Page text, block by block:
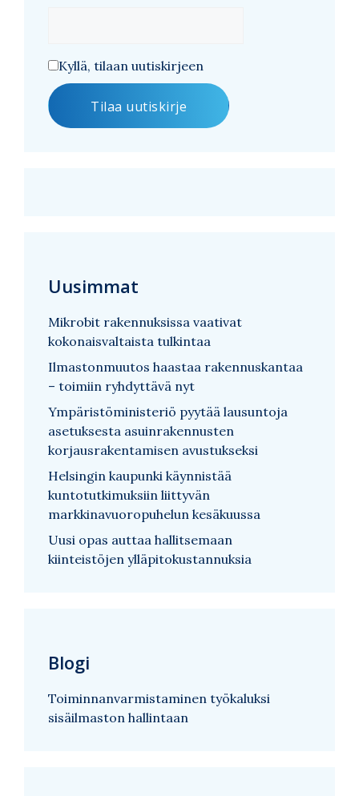
Kyllä, tilaan uutiskirjeen
Uusimmat
Mikrobit rakennuksissa vaativat
kokonaisvaltaista tulkintaa
Ilmastonmuutos haastaa rakennuskantaa
– toimiin ryhdyttävä nyt
Ympäristöministeriö pyytää lausuntoja
asetuksesta asuinrakennusten
korjausrakentamisen avustukseksi
Helsingin kaupunki käynnistää
kuntotutkimuksiin liittyvän
markkinavuoropuhelun kesäkuussa
Uusi opas auttaa hallitsemaan
kiinteistöjen ylläpitokustannuksia
Blogi
Toiminnanvarmistaminen työkaluksi
sisäilmaston hallintaan